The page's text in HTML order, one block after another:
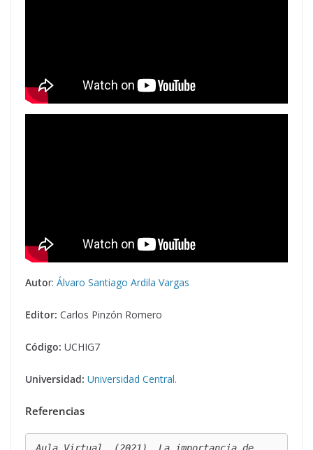
Autor: Álvaro Santiago Ardila Vargas
Editor: Carlos Pinzón Romero
Código: UCHIG7
Universidad: Universidad Central.
Referencias